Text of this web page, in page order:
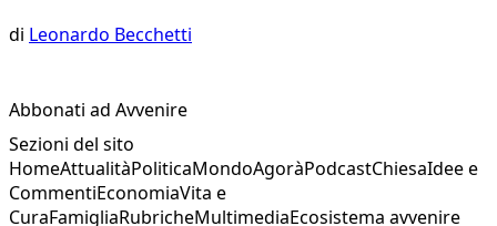
di Leonardo Becchetti
Abbonati ad Avvenire
Sezioni del sito
HomeAttualitàPoliticaMondoAgoràPodcastChiesaIdee e
CommentiEconomiaVita e
CuraFamigliaRubricheMultimediaEcosistema avvenire